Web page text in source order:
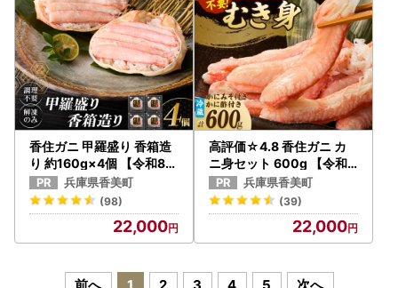
香住ガニ 甲羅盛り 香箱造
り 約160g×4個 【令和8年
9月中旬以降発送予定】 か
に カニ 19-06
兵庫県香美町
(98)
22,000
高評価☆4.8 香住ガニ カ
ニ身セット 600g 【令和8
年9月中旬以降発送予定】
かに カニ むき身 19-07
兵庫県香美町
(39)
22,000